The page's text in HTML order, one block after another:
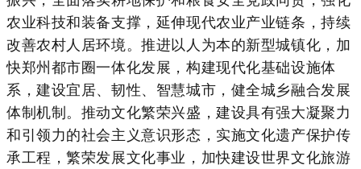
农业科技和装备支撑，延伸现代农业产业链条，持续
改善农村人居环境。推进以人为本的新型城镇化，加
快郑州都市圈一体化发展，构建现代化基础设施体
系，建设宜居、韧性、智慧城市，健全城乡融合发展
体制机制。推动文化繁荣兴盛，建设具有强大凝聚力
和引领力的社会主义意识形态，实施文化遗产保护传
承工程，繁荣发展文化事业，加快建设世界文化旅游